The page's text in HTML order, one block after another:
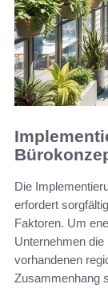
Die
erfordert
Faktoren. Um
Unternehmen
vorhandenen
Zusammenhang